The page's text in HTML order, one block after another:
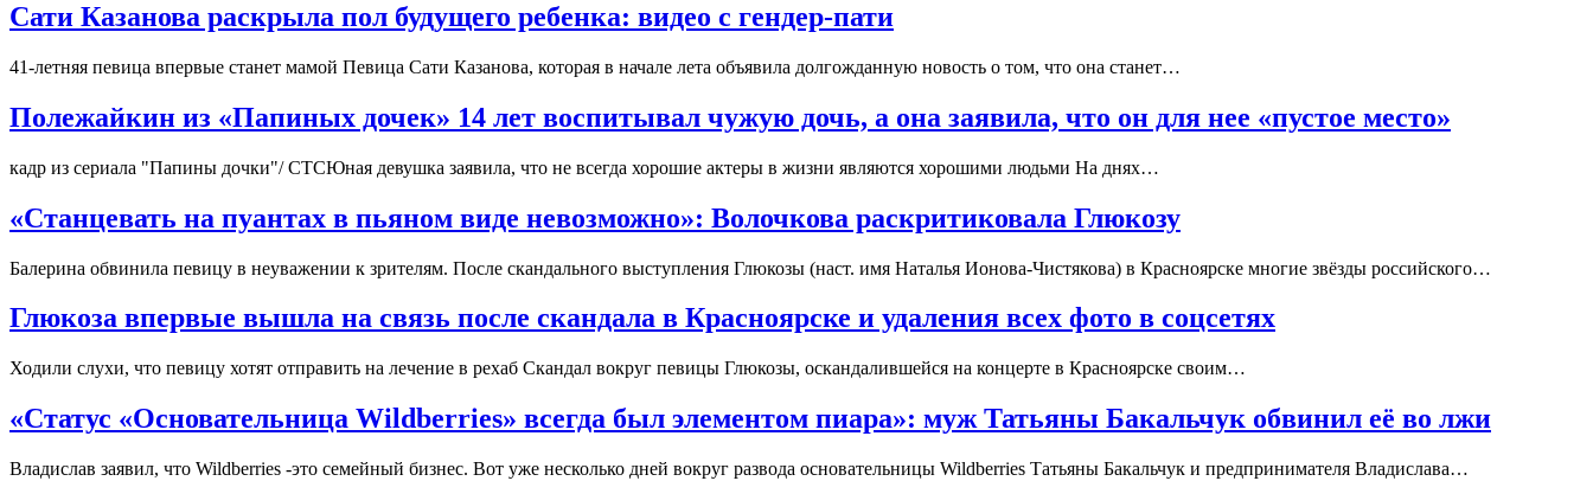
Сати Казанова раскрыла пол будущего ребенка: видео с гендер-пати
41-летняя певица впервые станет мамой Певица Сати Казанова, которая в начале лета объявила долгожданную новость о том, что она станет…
Полежайкин из «Папиных дочек» 14 лет воспитывал чужую дочь, а она заявила, что он для нее «пустое место»
кадр из сериала "Папины дочки"/ СТСЮная девушка заявила, что не всегда хорошие актеры в жизни являются хорошими людьми На днях…
«Станцевать на пуантах в пьяном виде невозможно»: Волочкова раскритиковала Глюкозу
Балерина обвинила певицу в неуважении к зрителям. После скандального выступления Глюкозы (наст. имя Наталья Ионова-Чистякова) в Красноярске многие звёзды российского…
Глюкоза впервые вышла на связь после скандала в Красноярске и удаления всех фото в соцсетях
Ходили слухи, что певицу хотят отправить на лечение в рехаб Скандал вокруг певицы Глюкозы, оскандалившейся на концерте в Красноярске своим…
«Статус «Основательница Wildberries» всегда был элементом пиара»: муж Татьяны Бакальчук обвинил её во лжи
Владислав заявил, что Wildberries -это семейный бизнес. Вот уже несколько дней вокруг развода основательницы Wildberries Татьяны Бакальчук и предпринимателя Владислава…